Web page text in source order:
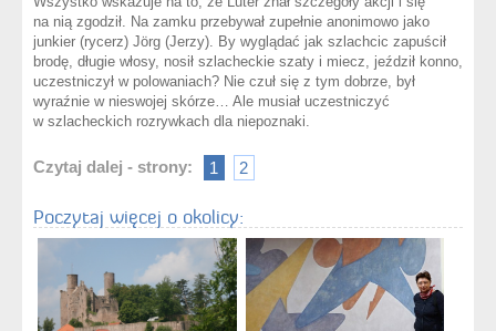
na nią zgodził. Na zamku przebywał zupełnie anonimowo jako
junkier (rycerz) Jörg (Jerzy). By wyglądać jak szlachcic zapuścił
brodę, długie włosy, nosił szlacheckie szaty i miecz, jeździł konno,
uczestniczył w polowaniach? Nie czuł się z tym dobrze, był
wyraźnie w nieswojej skórze… Ale musiał uczestniczyć
w szlacheckich rozrywkach dla niepoznaki.
Czytaj dalej - strony: 1 2
Poczytaj więcej o okolicy: